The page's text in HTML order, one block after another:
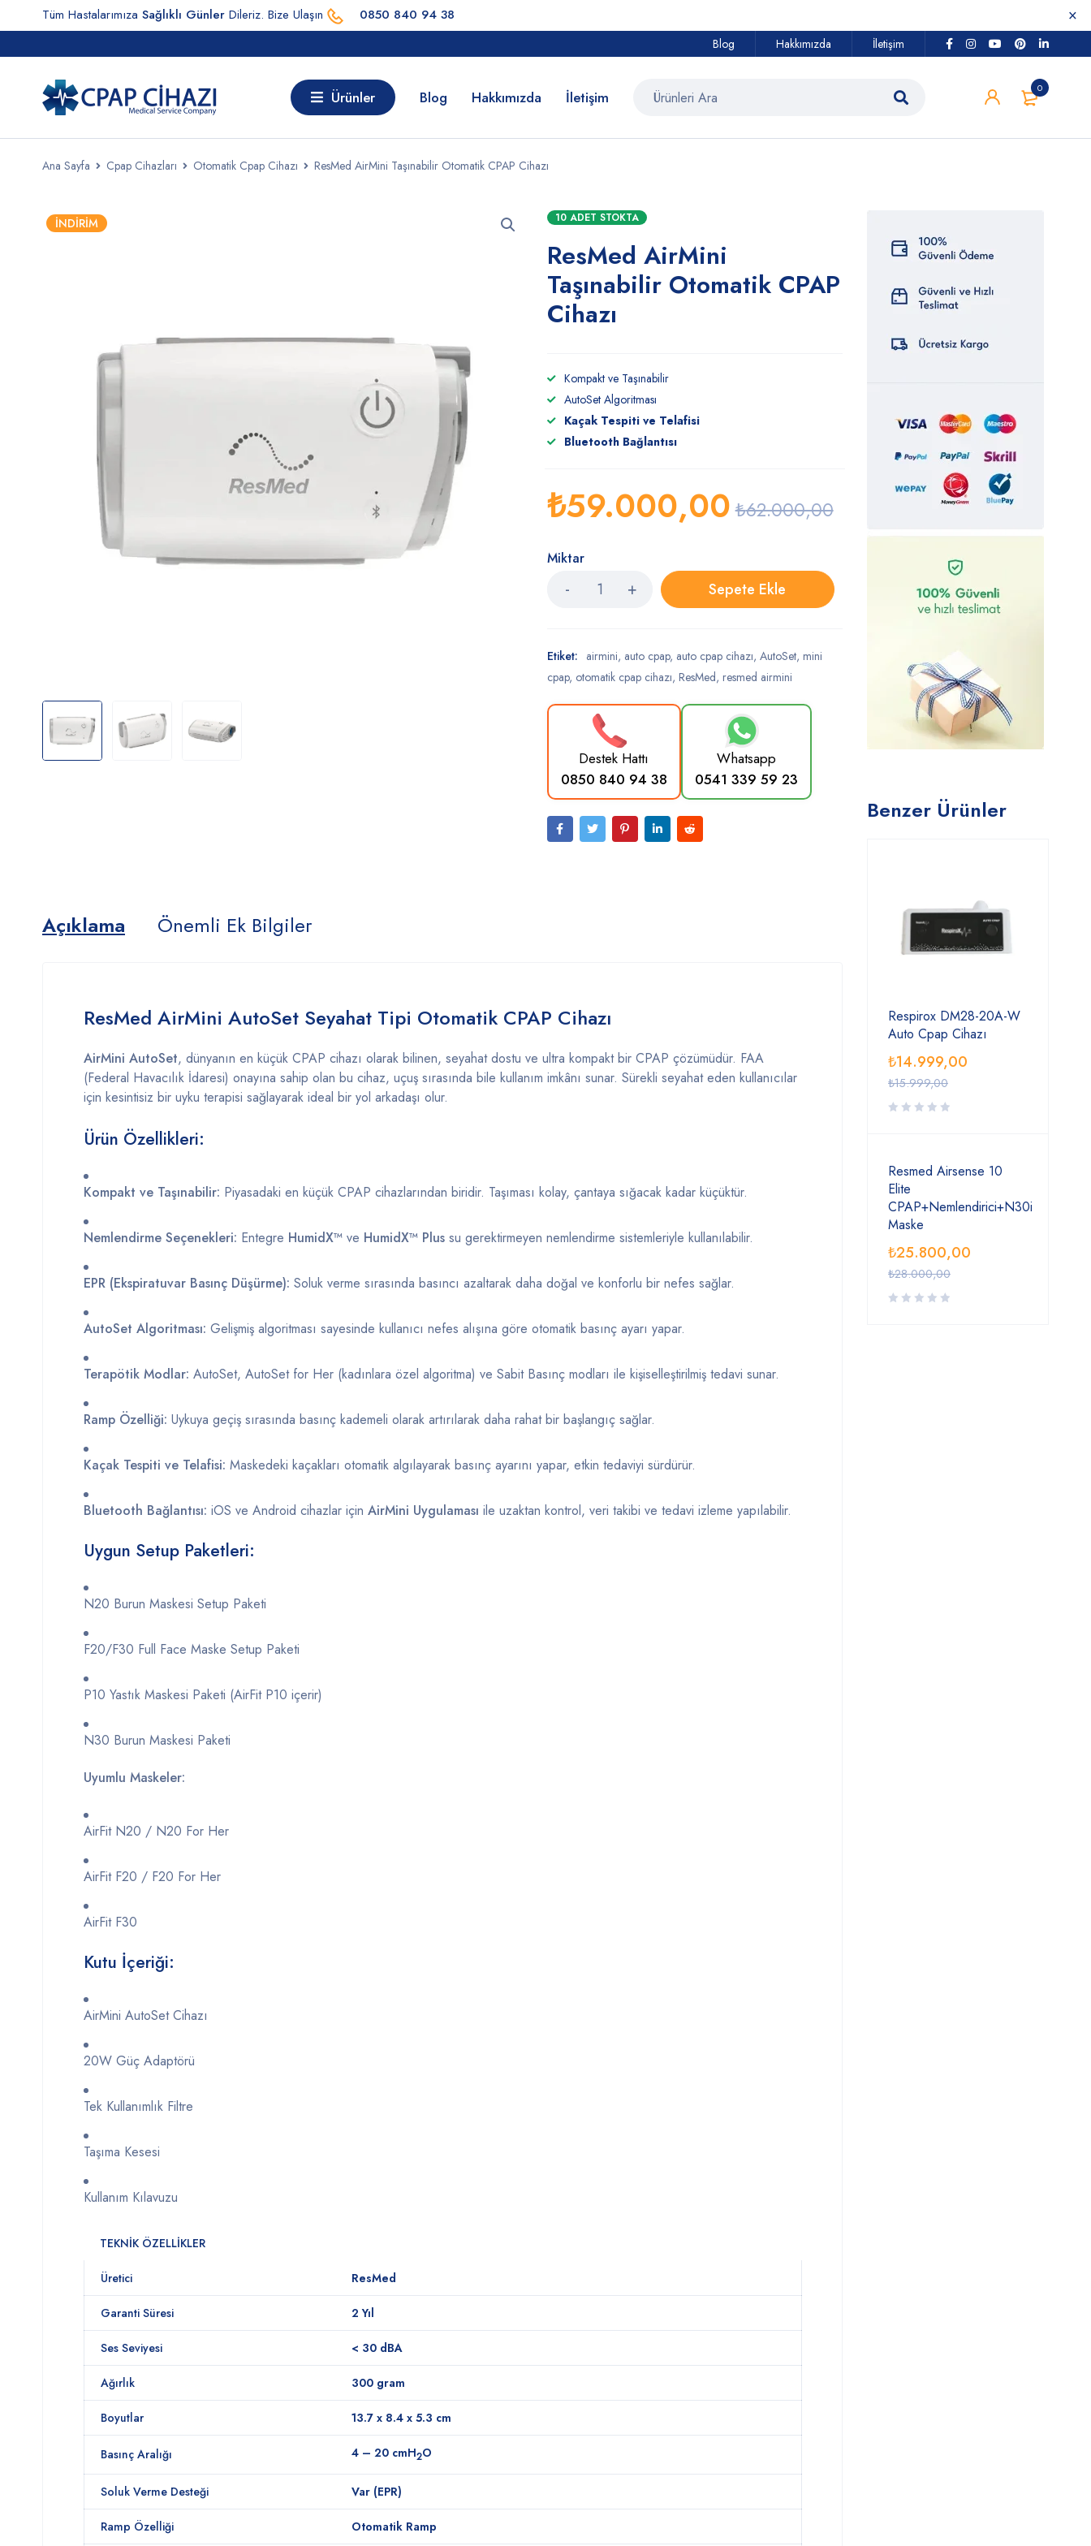
Tüm Hastalarımıza Sağlıklı Günler Dileriz. Bize Ulaşın 0850 840 94 38
Blog Hakkımızda İletişim
0
Ürünler Blog Hakkımızda İletişim
Ana Sayfa Cpap Cihazları Otomatik Cpap Cihazı ResMed AirMini Taşınabilir Otomatik CPAP Cihazı
İNDIRIM 10 ADET STOKTA
ResMed AirMini
Taşınabilir Otomatik CPAP
Cihazı
Kompakt ve Taşınabilir
AutoSet Algoritması
Kaçak Tespiti ve Telafisi
Bluetooth Bağlantısı
₺62.000,00
₺59.000,00
Miktar
Sepete Ekle
Etiket: airmini, auto cpap, auto cpap cihazı, AutoSet, mini
cpap, otomatik cpap cihazı, ResMed, resmed airmini
Destek Hattı
0850 840 94 38
Whatsapp
0541 339 59 23
Açıklama Önemli Ek Bilgiler
ResMed AirMini AutoSet Seyahat Tipi Otomatik CPAP Cihazı
AirMini AutoSet, dünyanın en küçük CPAP cihazı olarak bilinen, seyahatdostu ve ultra kompaktbir CPAP çözümüdür. FAA
(Federal Havacılık İdaresi) onayına sahip olan bu cihaz, uçuş sırasında bile kullanım imkânı sunar. Sürekli seyahateden kullanıcılar
için kesintisiz bir uyku terapisi sağlayarak ideal bir yol arkadaşı olur.
Ürün Özellikleri:
Kompakt ve Taşınabilir: Piyasadaki en küçük CPAP cihazlarından biridir. Taşıması kolay, çantaya sığacak kadar küçüktür.
Nemlendirme Seçenekleri: Entegre HumidX™ ve HumidX™ Plus su gerektirmeyen nemlendirme sistemleriyle kullanılabilir.
EPR (Ekspiratuvar Basınç Düşürme): Soluk verme sırasında basıncı azaltarak daha doğal ve konforlu bir nefes sağlar.
AutoSet Algoritması: Gelişmiş algoritması sayesinde kullanıcı nefes alışına göre otomatik basınç ayarı yapar.
Terapötik Modlar: AutoSet, AutoSet for Her (kadınlara özel algoritma) ve Sabit Basınç modları ile kişiselleştirilmiş tedavi sunar.
Ramp Özelliği: Uykuya geçiş sırasında basınç kademeli olarak artırılarak daha rahatbir başlangıç sağlar.
Kaçak Tespiti ve Telafisi: Maskedeki kaçakları otomatik algılayarak basınç ayarını yapar, etkin tedaviyi sürdürür.
Bluetooth Bağlantısı: iOS ve Android cihazlar için AirMini Uygulaması ile uzaktan kontrol, veri takibi ve tedavi izleme yapılabilir.
Uygun Setup Paketleri:
N20 Burun Maskesi Setup Paketi
F20/F30 Full Face Maske Setup Paketi
P10 Yastık Maskesi Paketi (AirFit P10 içerir)
N30 Burun Maskesi Paketi
Uyumlu Maskeler:
AirFit N20 / N20 For Her
AirFit F20 / F20 For Her
AirFit F30
Kutu İçeriği:
AirMini AutoSetCihazı
20W Güç Adaptörü
Tek Kullanımlık Filtre
Taşıma Kesesi
Kullanım Kılavuzu
TEKNİK ÖZELLİKLER
Üretici ResMed
Garanti Süresi 2 Yıl
Ses Seviyesi < 30 dBA
Ağırlık 300 gram
Boyutlar 13.7 x 8.4 x 5.3 cm
Basınç Aralığı 4 – 20 cmH2O
Soluk Verme Desteği Var (EPR)
Ramp Özelliği Otomatik Ramp
Benzer Ürünler
Respirox DM28-20A-W
Auto Cpap Cihazı
₺15.999,00
₺14.999,00
Resmed Airsense 10
Elite
CPAP+Nemlendirici+N30i
Maske
₺28.000,00
₺25.800,00